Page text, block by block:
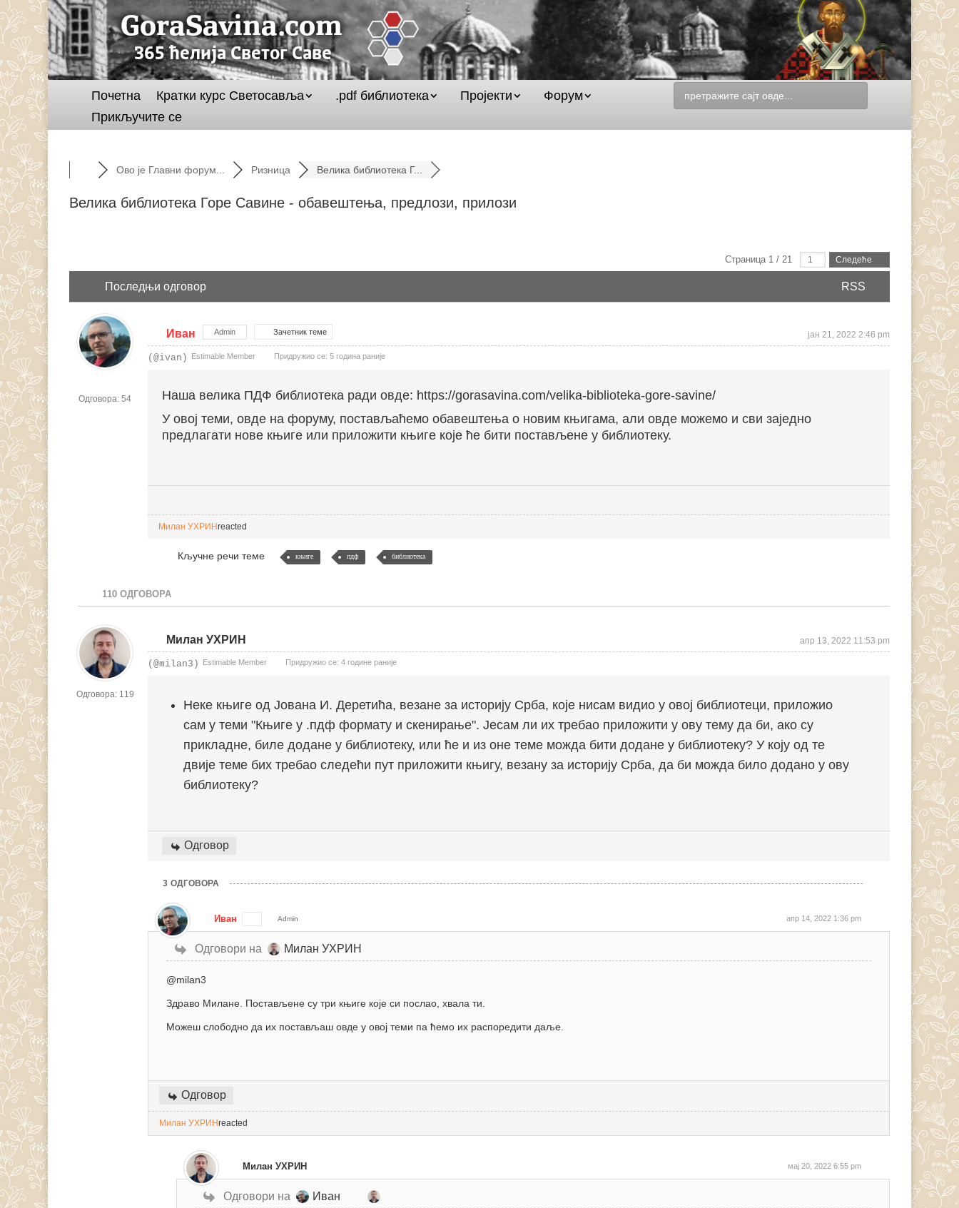
Почетна Кратки курс Светосавља .pdf библиотека Пројекти
Форум
Прикључите се
Ово је Главни форум... Ризница Велика библиотека Г...
Велика библиотека Горе Савине - обавештења, предлози, прилози
Страница 1 / 21 Следеће
Последњи одговор RSS
Одговора: 54
Иван Admin Зачетник теме јан 21, 2022 2:46 pm
(@ivan) Estimable Member Придружио се: 5 година раније
Наша велика ПДФ библиотека ради овде: https://gorasavina.com/velika-biblioteka-gore-savine/
У овој теми, овде на форуму, постављаћемо обавештења о новим књигама, али овде можемо и сви заједно
предлагати нове књиге или приложити књиге које ће бити постављене у библиотеку.
Милан УХРИНreacted
Кључне речи теме књиге пдф библиотека
110ОДГОВОРА
Одговора: 119
Милан УХРИН апр 13, 2022 11:53 pm
(@milan3) Estimable Member Придружио се: 4 године раније
Неке књиге од Јована И. Деретића, везане за историју Срба, које нисам видио у овој библиотеци, приложио
сам у теми "Књиге у .пдф формату и скенирање". Јесам ли их требао приложити у ову тему да би, ако су
прикладне, биле додане у библиотеку, или ће и из оне теме можда бити додане у библиотеку? У коју од те
двије теме бих требао следећи пут приложити књигу, везану за историју Срба, да би можда било додано у ову
библиотеку?
Одговор
3 ОДГОВОРА
Иван Admin апр 14, 2022 1:36 pm
Одговори на Милан УХРИН
@milan3
Здраво Милане. Постављене су три књиге које си послао, хвала ти.
Можеш слободно да их постављаш овде у овој теми па ћемо их распоредити даље.
Одговор
Милан УХРИНreacted
Милан УХРИН мај 20, 2022 6:55 pm
Одговори на Иван